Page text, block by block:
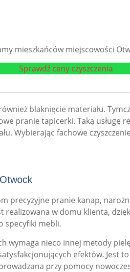
mieszkańców miejscowości
Sprawdź ceny czyszczenia
blaknięcie materiału.
pranie tapicerki. Taką usługę
Wybierając fachowe
precyzyjne pranie kanap,
realizowana w domu klienta,
specyfiki mebli.
wymaga nieco innej metody
efektów. Jest
przy pomocy